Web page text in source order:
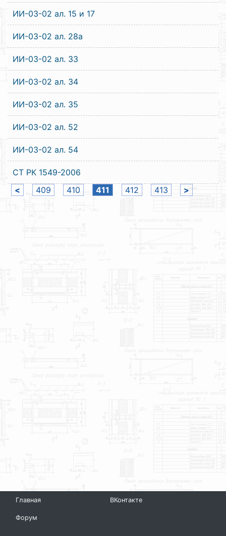
ИИ-03-02 ал. 15 и 17
ИИ-03-02 ал. 28а
ИИ-03-02 ал. 33
ИИ-03-02 ал. 34
ИИ-03-02 ал. 35
ИИ-03-02 ал. 52
ИИ-03-02 ал. 54
СТ РК 1549-2006
<
409 410 411 412 413 >
Главная
Форум
ВКонтакте